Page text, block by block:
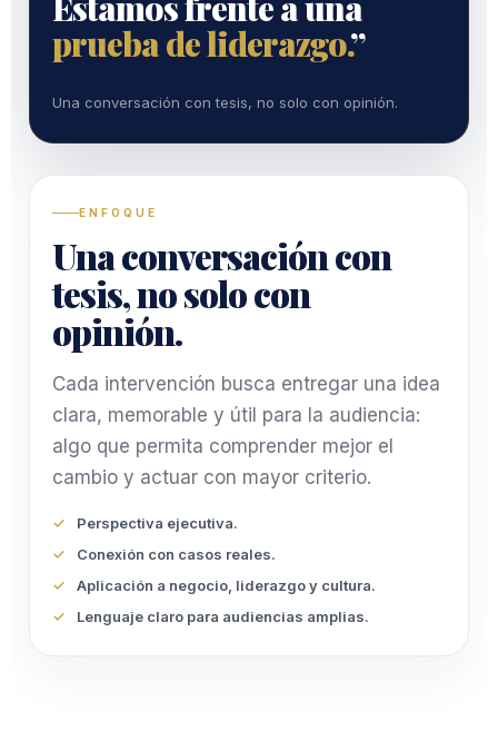
prueba de liderazgo.”
Una conversación con tesis, no solo con opinión.
ENFOQUE
Una conversación con
tesis, no solo con
opinión.
Cada intervención busca entregar una idea
clara, memorable y útil para la audiencia:
algo que permita comprender mejor el
cambio y actuar con mayor criterio.
Perspectiva ejecutiva.
Conexión con casos reales.
Aplicación a negocio, liderazgo y cultura.
Lenguaje claro para audiencias amplias.